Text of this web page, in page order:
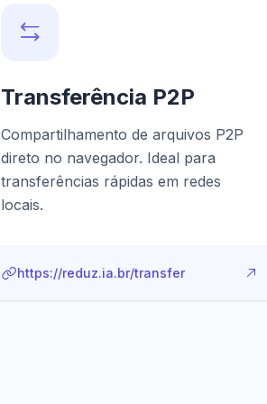
Transferência P2P
Compartilhamento de arquivos P2P
direto no navegador. Ideal para
transferências rápidas em redes
locais.
https://reduz.ia.br/transfer